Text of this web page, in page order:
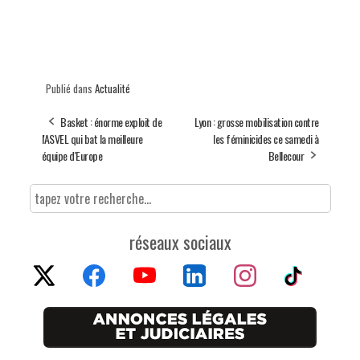
Publié dans Actualité
Basket : énorme exploit de
l'ASVEL qui bat la meilleure
équipe d'Europe
Lyon : grosse mobilisation contre
les féminicides ce samedi à
Bellecour
réseaux sociaux